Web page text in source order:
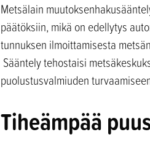
Metsälain
päätöksiin, mikä on edellytys
tunnuksen ilmoittamisesta
Sääntely tehostaisi
puolustusvalmiuden
Tiheämpää